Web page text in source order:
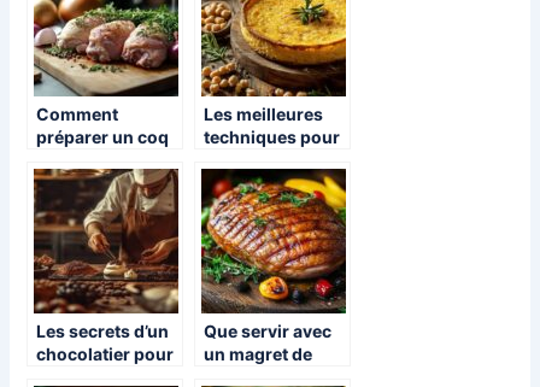
Comment
préparer un coq
Les meilleures
techniques pour
socca de Nice
comme un pro
Les secrets d’un
chocolatier pour
Que servir avec
un magret de